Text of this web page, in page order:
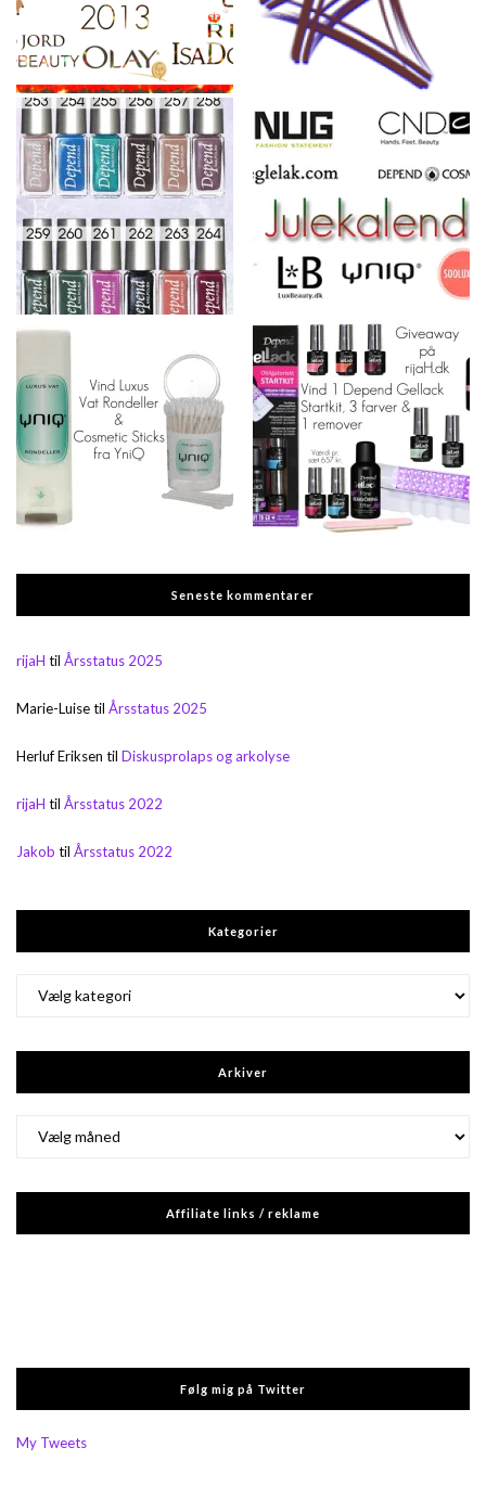
Seneste kommentarer
rijaH til Årsstatus 2025
Marie-Luisetil Årsstatus 2025
Herluf Eriksen til Diskusprolaps og arkolyse
rijaH til Årsstatus 2022
Jakob til Årsstatus 2022
Kategorier
Arkiver
Affiliate links / reklame
Følg mig på Twitter
My Tweets